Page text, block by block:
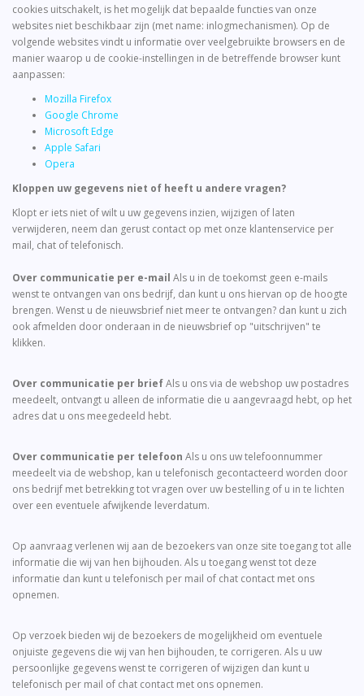
cookies uitschakelt, is het mogelijk dat bepaalde functies van onze
websites niet beschikbaar zijn (met name: inlogmechanismen). Op de
volgende websites vindt u informatie over veelgebruikte browsers en de
manier waarop u de cookie-instellingen in de betreffende browser kunt
aanpassen:
Mozilla Firefox
Google Chrome
Microsoft Edge
Apple Safari
Opera
Kloppen uw gegevens niet of heeft u andere vragen?
Klopt er iets niet of wilt u uw gegevens inzien, wijzigen of laten
verwijderen, neem dan gerust contact op met onze klantenservice per
mail, chat of telefonisch.
Over communicatie per e-mail Als u in de toekomst geen e-mails
wenst te ontvangen van ons bedrijf, dan kunt u ons hiervan op de hoogte
brengen. Wenst u de nieuwsbrief niet meer te ontvangen? dan kunt u zich
ook afmelden door onderaan in de nieuwsbrief op "uitschrijven" te
klikken.
Over communicatie per briefAls u ons via de webshop uw postadres
meedeelt, ontvangt u alleen de informatie die u aangevraagd hebt, op het
adres dat u ons meegedeeld hebt.
Over communicatie per telefoon Als u ons uw telefoonnummer
meedeelt via de webshop, kan u telefonisch gecontacteerd worden door
ons bedrijf met betrekking tot vragen over uw bestelling of u in te lichten
over een eventuele afwijkende leverdatum.
Op aanvraag verlenen wij aan de bezoekers van onze site toegang tot alle
informatie die wij van hen bijhouden. Als u toegang wenst tot deze
informatie dan kunt u telefonisch per mail of chat contact met ons
opnemen.
Op verzoek bieden wij de bezoekers de mogelijkheid om eventuele
onjuiste gegevens die wij van hen bijhouden, te corrigeren. Als u uw
persoonlijke gegevens wenst te corrigeren of wijzigen dan kunt u
telefonisch per mail of chat contact met ons opnemen.